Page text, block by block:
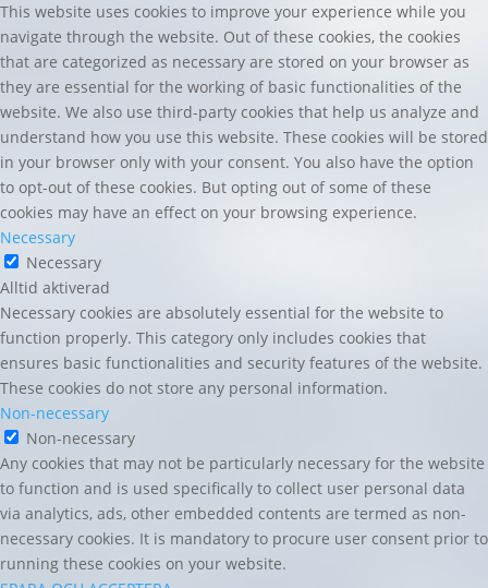
This website uses cookies to improve your experience while you
navigate through the website. Out of these cookies, the cookies
that are categorized as necessary are stored on your browser as
they are essential for the working of basic functionalities of the
website. We also use third-party cookies that help us analyze and
understand how you use this website. These cookies will be stored
in your browser only with your consent. You also have the option
to opt-out of these cookies. But opting out of some of these
cookies may have an effect on your browsing experience.
Necessary
Necessary
Alltid aktiverad
Necessary cookies are absolutely essential for the website to
function properly. This category only includes cookies that
ensures basic functionalities and security features of the website.
These cookies do not store any personal information.
Non-necessary
Non-necessary
Any cookies that may not be particularly necessary for the website
to function and is used specifically to collect user personal data
via analytics, ads, other embedded contents are termed as non-
necessary cookies. It is mandatory to procure user consent prior to
running these cookies on your website.